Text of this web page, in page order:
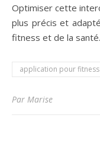
Optimiser cette
plus précis et
fitness et de la santé.
application pour fitness
Par Marise